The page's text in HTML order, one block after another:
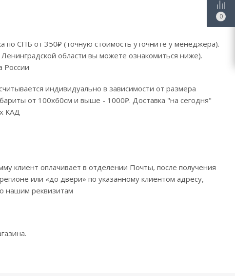
по СПБ от 350₽ (точную стоимость уточните у менеджера).
области вы можете ознакомиться ниже).
России
индивидуально в зависимости от размера
от 100х60см и выше - 1000₽. Доставка "на сегодня"
КАД
клиент оплачивает в отделении Почты, после получения
или «до двери» по указанному клиентом адресу,
нашим реквизитам
0